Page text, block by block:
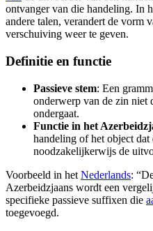
ontvanger van die handeling. In
andere talen, verandert de vorm
verschuiving weer te geven.
Definitie en functie
Passieve stem: Een
onderwerp van de zin niet
ondergaat.
Functie in het
handeling of het object
noodzakelijkerwijs de
Voorbeeld in het Nederlands:
Azerbeidzjaans wordt een
specifieke passieve suffixen die
toegevoegd.